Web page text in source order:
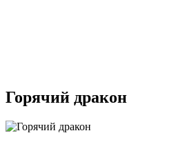
Горячий дракон